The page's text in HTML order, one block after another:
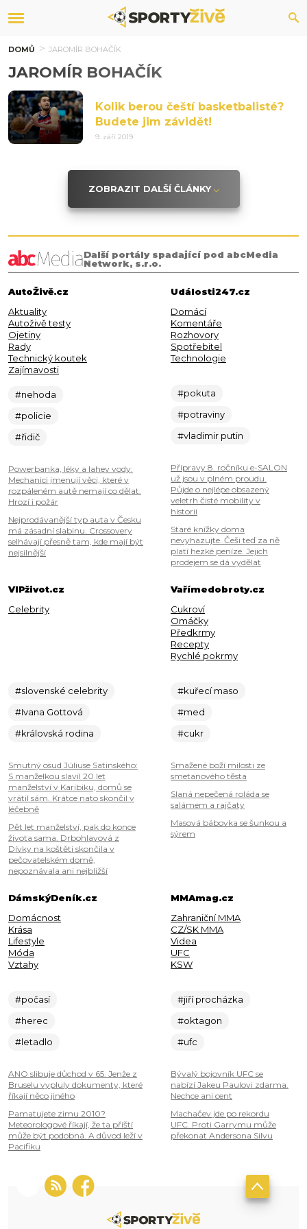
DOMŮ JAROMÍR BOHAČÍK
JAROMÍR BOHAČÍK
Kolik berou čeští basketbalisté?
Budete jim závidět!
9. září 2019
ZOBRAZIT DALŠÍ ČLÁNKY
Další portály spadající pod abcMedia
Network, s.r.o.
AutoŽivě.cz
Aktuality
Autoživě testy
Ojetiny
Rady
Technický koutek
Zajímavosti
#nehoda
#policie
#řidič
Powerbanka, léky a lahev vody:
Mechanici jmenují věci, které v
rozpáleném autě nemají co dělat.
Hrozí i požár
Nejprodávanější typ auta v Česku
má zásadní slabinu. Crossovery
selhávají přesně tam, kde mají být
nejsilnější
Události247.cz
Domácí
Komentáře
Rozhovory
Spotřebitel
Technologie
#pokuta
#potraviny
#vladimir putin
Přípravy 8. ročníku e-SALON
už jsou v plném proudu.
Půjde o nejlépe obsazený
veletrh čisté mobility v
historii
Staré knížky doma
nevyhazujte. Češi teď za ně
platí hezké peníze. Jejich
prodejem se dá vydělat
VIPživot.cz
Celebrity
#slovenské celebrity
#Ivana Gottová
#královská rodina
Smutný osud Júliuse Satinského:
S manželkou slavil 20 let
manželství v Karibiku, domů se
vrátil sám. Krátce nato skončil v
léčebně
Pět let manželství, pak do konce
života sama. Drbohlavová z
Dívky na koštěti skončila v
pečovatelském domě,
nepoznávala ani nejbližší
Vařímedobroty.cz
Cukroví
Omáčky
Předkrmy
Recepty
Rychlé pokrmy
#kuřecí maso
#med
#cukr
Smažené boží milosti ze
smetanového těsta
Slaná nepečená roláda se
salámem a rajčaty
Masová bábovka se šunkou a
sýrem
DámskýDeník.cz
Domácnost
Krása
Lifestyle
Móda
Vztahy
#počasí
#herec
#letadlo
ANO slibuje důchod v 65. Jenže z
Bruselu vypluly dokumenty, které
říkají něco jiného
Pamatujete zimu 2010?
Meteorologové říkají, že ta příští
může být podobná. A důvod leží v
Pacifiku
MMAmag.cz
Zahraniční MMA
CZ/SK MMA
Videa
UFC
KSW
#jiří procházka
#oktagon
#ufc
Bývalý bojovník UFC se
nabízí Jakeu Paulovi zdarma.
Nechce ani cent
Machačev jde po rekordu
UFC. Proti Garrymu může
překonat Andersona Silvu